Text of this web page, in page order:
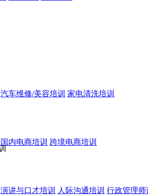
汽车维修/美容培训 家电清洗培训
国内电商培训 跨境电商培训
演讲与口才培训 人际沟通培训 行政管理师